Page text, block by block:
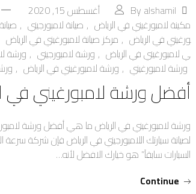
By alshamil أغسطس 15, 2020
مكينة لامبورغيني في الرياض , صيانة لامبورجيني ,
ورغيني في الرياض , مركز صيانة لامبورغيني في الرياض
ي لامبورغيني في الرياض , ورشة لامبورجيني , ورشة
ورشة لامبورغيني , ورشة لامبورغيني في الرياض ,
أفضل ورشة لامبورغيني في
ورشة لامبورغيني في الرياض ما هي أفضل ورشة
لصيانة سيارتك اللامبورجيني في الرياض فإن شركة سرعة
السيارات سابقاً” هو خيارك الافضل لأنه…
Continue